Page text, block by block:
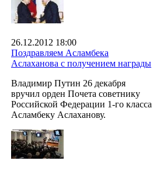
26.12.2012 18:00
Поздравляем Асламбека
Аслаханова с получением награды
Владимир Путин 26 декабря
вручил орден Почета советнику
Российской Федерации 1-го класса
Асламбеку Аслаханову.